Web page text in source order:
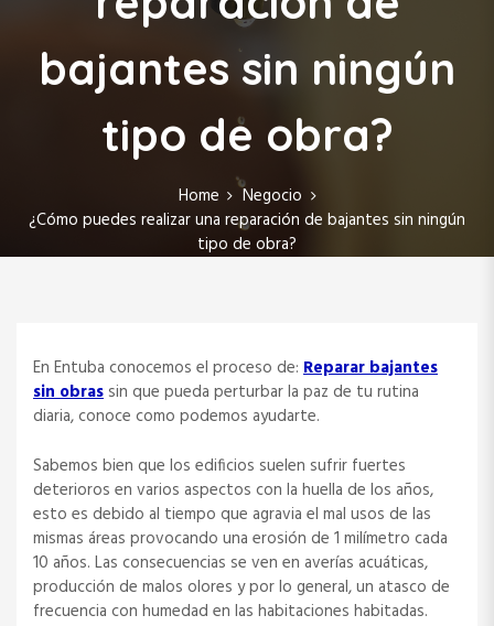
bajantes sin ningún
tipo de obra?
Home
Negocio
¿Cómo puedes realizar una reparación de bajantes sin ningún
tipo de obra?
En Entuba conocemos el proceso de: Reparar bajantes
sin obras sin que pueda perturbar la paz de tu rutina
diaria, conoce como podemos ayudarte.
Sabemos bien que los edificios suelen sufrir fuertes
deterioros en varios aspectos con la huella de los años,
esto es debido al tiempo que agravia el mal usos de las
mismas áreas provocando una erosión de 1 milímetro cada
10 años. Las consecuencias se ven en averías acuáticas,
producción de malos olores y por lo general, un atasco de
frecuencia con humedad en las habitaciones habitadas.